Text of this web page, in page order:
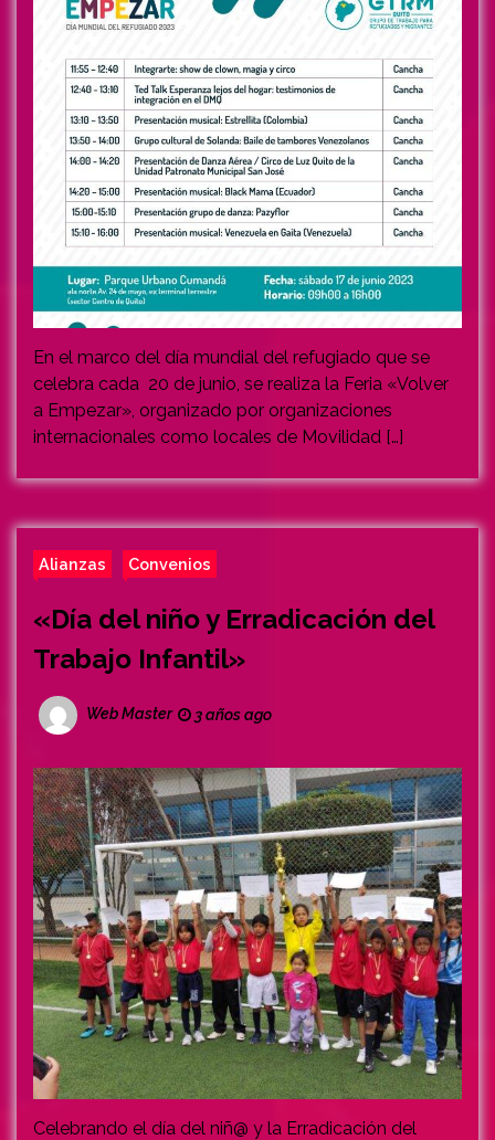
En el marco del día mundial del refugiado que se
celebra cada 20 de junio, se realiza la Feria «Volver
a Empezar», organizado por organizaciones
internacionales como locales de Movilidad […]
Alianzas Convenios
«Día del niño y Erradicación del
Trabajo Infantil»
Web Master 3 años ago
Celebrando el día del niñ@ y la Erradicación del